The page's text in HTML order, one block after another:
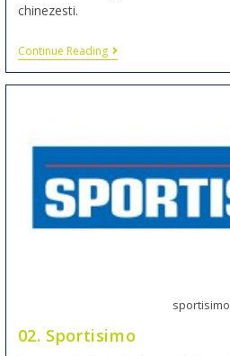
chinezesti.
Continue Reading
sportisimo
02. Sportisimo